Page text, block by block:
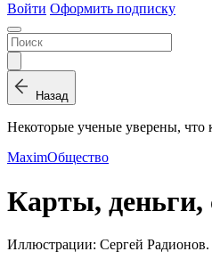
Войти Оформить подписку
Назад
Некоторые ученые уверены, что
MaximОбщество
Карты, деньги,
Иллюстрации: Сергей